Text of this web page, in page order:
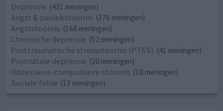
Depressie (431 meningen)
Angst & paniekstoornis (376 meningen)
Angststoornis (168 meningen)
Chronische depressie (52 meningen)
Posttraumatische stressstoornis (PTSS) (41 meningen)
Postnatale depressie (20 meningen)
Obsessieve-compulsieve stoornis (18 meningen)
Sociale fobie (13 meningen)